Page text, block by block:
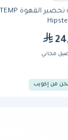
مجاني
من إكويب